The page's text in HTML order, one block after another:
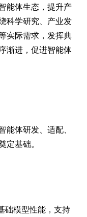
能体生态，提升产
科学研究、产业发
实际需求，发挥典
渐进，促进智能体
体研发、适配、
基础。
础模型性能，支持